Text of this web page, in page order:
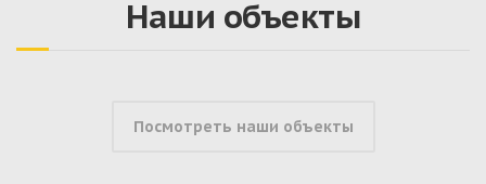
Наши объекты
Посмотреть наши объекты